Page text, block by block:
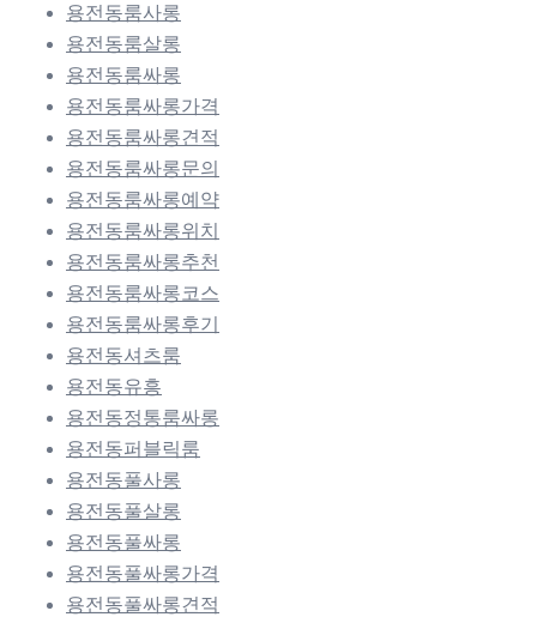
용전동룸사롱
용전동룸살롱
용전동룸싸롱
용전동룸싸롱가격
용전동룸싸롱견적
용전동룸싸롱문의
용전동룸싸롱예약
용전동룸싸롱위치
용전동룸싸롱추천
용전동룸싸롱코스
용전동룸싸롱후기
용전동셔츠룸
용전동유흥
용전동정통룸싸롱
용전동퍼블릭룸
용전동풀사롱
용전동풀살롱
용전동풀싸롱
용전동풀싸롱가격
용전동풀싸롱견적